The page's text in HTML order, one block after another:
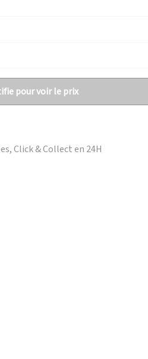
pour voir le prix
Click & Collect en 24H